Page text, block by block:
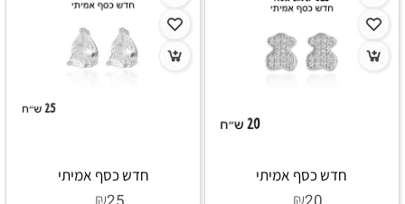
חדש כסף אמיתי
₪
חדש כסף אמיתי
₪